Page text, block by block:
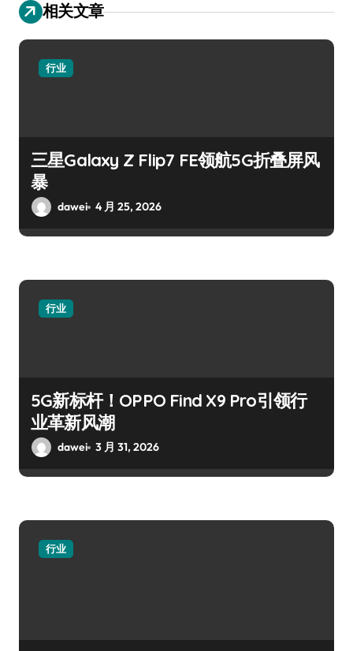
相关文章
行业
三星Galaxy Z Flip7 FE领航5G折叠屏风
暴
dawei 4 月 25, 2026
行业
5G新标杆！OPPO Find X9 Pro引领行
业革新风潮
dawei 3 月 31, 2026
行业